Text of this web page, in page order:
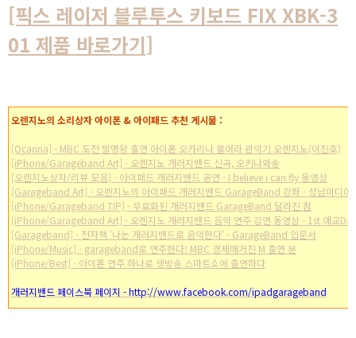
[픽스 레이저 블루투스 키보드 FIX XBK-3
01 제품 바로가기]
오렌지노의 소리상자 아이폰 & 아이패드 추천 게시물 :
[Ocarina] - MBC 도전 발명왕 출연 아이폰 오카리나 불어라 관악기 오렌지노(이진호)
[iPhone/Garageband Art] - 오렌지노 개러지밴드 신곡, 오키나와송
[오렌지노상자/리뷰 모음] - 아이패드 개러지밴드 공연 - I believe i can fly 동영상
[Garageband Art] - 오렌지노의 아이패드 개러지밴드 GarageBand 강좌 - 성남미디어
[iPhone/Garageband TIP] - 무료화된 개러지밴드 GarageBand 달라진 점
[iPhone/Garageband Art] - 오렌지노 개러지밴드 음악 연주 강연 동영상 - 1st 애교
[Garageband] - 전자책 '나는 개러지밴드로 음악한다' - GarageBand 입문서
[iPhone/Music] - garageband로 연주한다! MBC 경제매거진 M 출연 분
[iPhone/Best] - 아이폰 연주 하나로 생방송 스마트쇼에 출연하다
개러지밴드 페이스북 페이지 - http://www.facebook.com/ipadgarageband